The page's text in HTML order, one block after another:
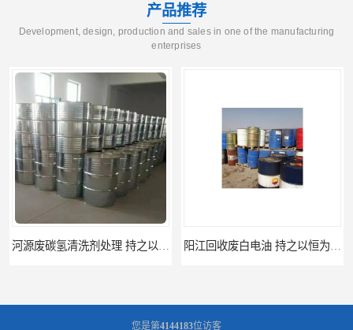
产品推荐
Development, design, production and sales in one of the manufacturing
enterprises
梅州回收废碳氢清洗剂 现款交易
您是第4144183位访客